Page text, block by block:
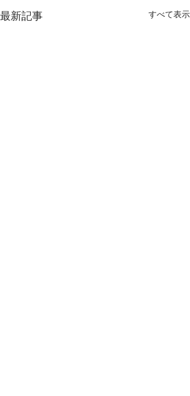
最新記事 すべて表示